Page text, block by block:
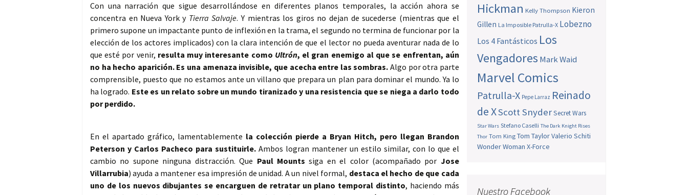
Con una narración que sigue desarrollándose en diferentes planos temporales, la acción ahora se
concentra en Nueva York y Tierra Salvaje. Y mientras los giros no dejan de sucederse (mientras que el
primero supone un impactante punto de inflexión en la trama, el segundo no termina de funcionar por la
elección de los actores implicados) con la clara intención de que el lector no pueda aventurar nada de lo
que esté por venir, resulta muy interesante como Ultrón, el gran enemigo al que se enfrentan, aún
no ha hecho aparición. Es una amenaza invisible, que acecha entre las sombras. Algo por otra parte
comprensible, puesto que no estamos ante un villano que prepara un plan para dominar el mundo. Ya lo
ha logrado. Este es un relato sobre un mundo tiranizado y una resistencia que se niega a darlo todo
por perdido.
En el apartado gráfico, lamentablemente la colección pierde a Bryan Hitch, pero llegan Brandon
Peterson y Carlos Pacheco para sustituirle. Ambos logran mantener un estilo similar, con lo que el
cambio no supone ninguna distracción. Que Paul Mounts siga en el color (acompañado por Jose
Villarrubia) ayuda a mantener esa impresión de unidad. A un nivel formal, destaca el hecho de que cada
uno de los nuevos dibujantes se encarguen de retratar un plano temporal distinto, haciendo más
Hickman Kelly Thompson Kieron
Gillen La Imposible Patrulla-X Lobezno
Los 4 Fantásticos Los
Vengadores Mark Waid
Marvel Comics
Patrulla-X Pepe Larraz Reinado
de XScott SnyderSecret Wars
Star Wars Stefano Caselli The Dark Knight Rises
Thor Tom King Tom TaylorValerio Schiti
Wonder Woman X-Force
Nuestro Facebook